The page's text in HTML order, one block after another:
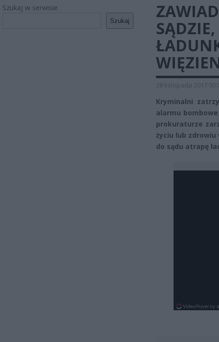
Szukaj w serwisie
Szukaj
28 listopada 2017
Kryminalni
alarmu
prokuraturze
życiu lub zdrowiu
do sądu atrapę